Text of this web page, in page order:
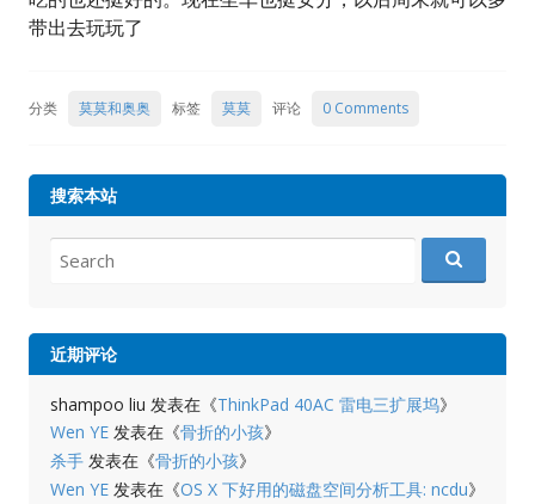
带出去玩玩了
分类 莫莫和奥奥 标签 莫莫 评论 0 Comments
搜索本站
for:
近期评论
shampoo liu 发表在《ThinkPad 40AC 雷电三扩展坞》
Wen YE发表在《骨折的小孩》
杀手发表在《骨折的小孩》
Wen YE发表在《OS X 下好用的磁盘空间分析工具: ncdu》